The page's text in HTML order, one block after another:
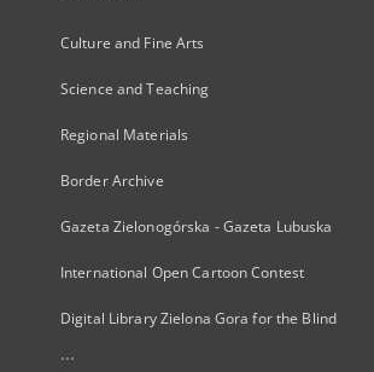
Culture and Fine Arts
Science and Teaching
Regional Materials
Border Archive
Gazeta Zielonogórska - Gazeta Lubuska
International Open Cartoon Contest
Digital Library Zielona Gora for the Blind
...